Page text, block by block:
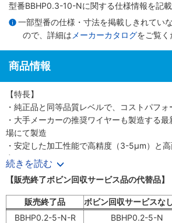
型番BBHP0.3-10-Nに関する仕様情報を記載
一部型番の仕様・寸法を掲載しきれてい
ので、詳細は メーカーカタログをご覧く
商品情報
【特長】
・純正品と同等品質レベルで、コストパフ
・大手メーカーの推奨ワイヤーも製造する
場にて製造
・安定した加工性能で高精度（3-5μm）と
実現
・優れた真直性と強度を有し、安定した自動
・汎用型でソディック、三菱、アジエ・シャ
に適用
【用途】
続きを読む
【販売終了ボビン回収サービス品の代替品】
販売終了品
ボビン回収サービスな
BBHP0.2-5-N-R
BBHP0.2-5-N